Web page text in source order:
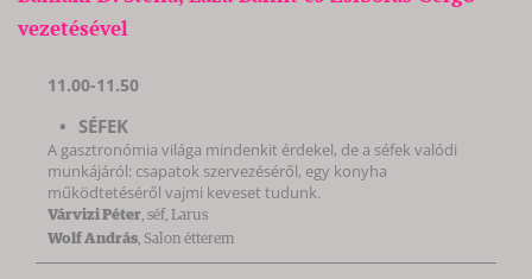
vezetésével
11.00-11.50
SÉFEK
A gasztronómia világa mindenkit érdekel, de a séfek valódi
munkájáról: csapatok szervezéséről, egy konyha
működtetéséről vajmi keveset tudunk.
Várvizi Péter, séf, Larus
Wolf András, Salon étterem